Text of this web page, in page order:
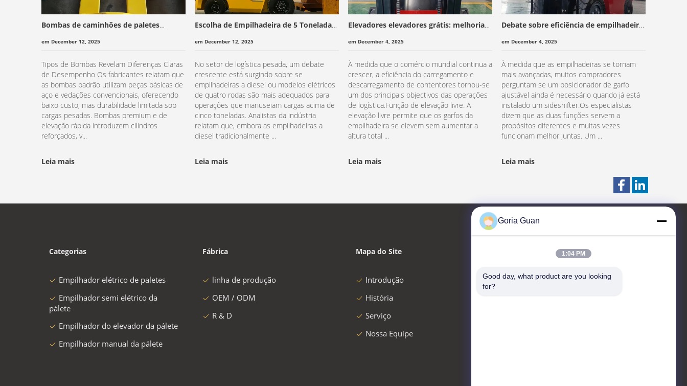
Bombas de caminhões de paletes
em December 12, 2025
Tipos de Bombas Revelam Diferenças Claras
de Desempenho Os fabricantes relatam que
as bombas padrão utilizam peças básicas de
aço e vedações convencionais, oferecendo
baixo custo, mas durabilidade limitada sob
cargas pesadas. Bombas premium e de
elevação rápida introduzem cilindros
reforçados, v...
Leia mais
Escolha de Empilhadeira de 5 Toneladas:
em December 12, 2025
No setor de logística pesada, um debate
crescente está surgindo sobre se
empilhadeiras a diesel ou modelos elétricos
de quatro rodas são mais adequados para
operações que manuseiam cargas acima de
cinco toneladas. Analistas da indústria
relatam que, embora as empilhadeiras a
diesel tradicionalmente ...
Leia mais
Elevadores elevadores grátis: melhoria
carregamento de contentores
em December 4, 2025
À medida que o comércio mundial continua a
crescer, a eficiência do carregamento e
descarregamento de contentores tornou-se
um dos principais objectivos das operações
de logística.Função de elevação livre. A
elevação livre permite que os garfos da
empilhadeira se elevem sem aumentar a
altura total ...
Leia mais
Debate sobre eficiência de empilhadeira:
em December 4, 2025
À medida que as empilhadeiras se tornam
mais avançadas, muitos compradores
perguntam se um posicionador de garfo
ajustável ainda é necessário quando já está
instalado um sideshifter.Os especialistas
dizem que as duas funções servem a
propósitos diferentes e muitas vezes
funcionam melhor juntas. Um ...
Leia mais
Categorias
Empilhador elétrico de paletes
Empilhador semi elétrico da
pálete
Empilhador do elevador da pálete
Empilhador manual da pálete
Fábrica
linha de produção
OEM / ODM
R & D
Mapa do Site
Introdução
História
Serviço
Nossa Equipe
Taizhou Kayond Machinery
Goria Guan
1:04 PM
Good day, what product are you looking
for?